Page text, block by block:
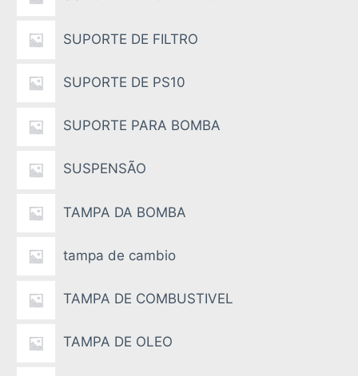
SUPORTE DE FILTRO
SUPORTE DE PS10
SUPORTE PARA BOMBA
SUSPENSÃO
TAMPA DA BOMBA
tampa de cambio
TAMPA DE COMBUSTIVEL
TAMPA DE OLEO